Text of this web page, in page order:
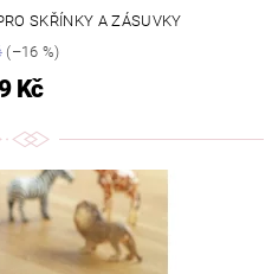
SKŘÍNKY A ZÁSUVKY
(–16 %)
Kč